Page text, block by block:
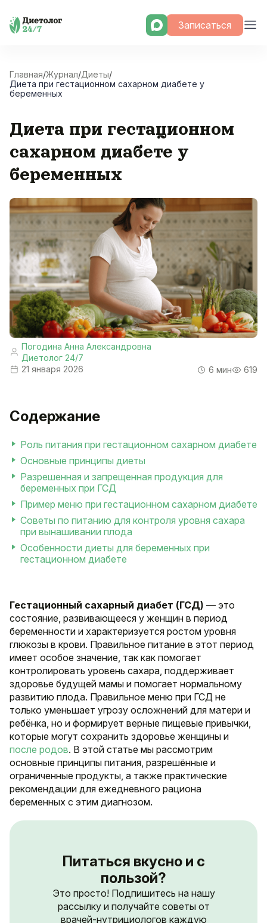
Skip
Записаться
Главная/Журнал/Диеты/
Диета при гестационном сахарном диабете у
беременных
Диета при гестационном
сахарном диабете у
беременных
Погодина Анна Александровна
Диетолог 24/7
21 января 2026
6 мин 619
Содержание
Роль питания при гестационном сахарном диабете
Основные принципы диеты
Разрешенная и запрещенная продукция для
беременных при ГСД
Пример меню при гестационном сахарном диабете
Советы по питанию для контроля уровня сахара
при вынашивании плода
Особенности диеты для беременных при
гестационном диабете
Гестационный сахарный диабет (ГСД) — это
состояние, развивающееся у женщин в период
беременности и характеризуется ростом уровня
глюкозы в крови. Правильное питание в этот период
имеет особое значение, так как помогает
контролировать уровень сахара, поддерживает
здоровье будущей мамы и помогает нормальному
развитию плода. Правильное меню при ГСД не
только уменьшает угрозу осложнений для матери и
ребёнка, но и формирует верные пищевые привычки,
которые могут сохранить здоровье женщины и
после родов. В этой статье мы рассмотрим
основные принципы питания, разрешённые и
ограниченные продукты, а также практические
рекомендации для ежедневного рациона
беременных с этим диагнозом.
Питаться вкусно и с
пользой?
Это просто! Подпишитесь на нашу
рассылку и получайте советы от
врачей-нутрициологов каждую